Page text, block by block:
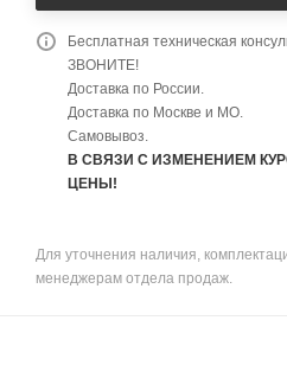
Бесплатная техническая
ЗВОНИТЕ!
Доставка по России.
Доставка по Москве и МО.
Самовывоз.
В СВЯЗИ С ИЗМЕНЕНИЕМ
ЦЕНЫ!
Для уточнения наличия,
менеджерам отдела продаж.